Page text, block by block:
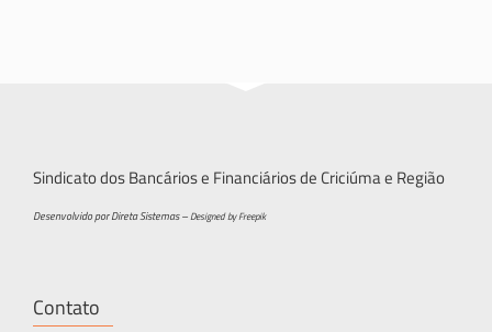
Sindicato dos Bancários e Financiários de Criciúma e Região
Desenvolvido por Direta Sistemas –Designed by Freepik
Contato